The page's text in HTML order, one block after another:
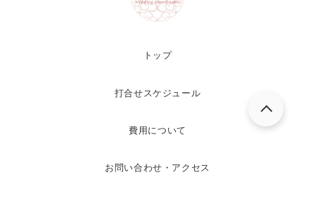
トップ
打合せスケジュール
費用について
お問い合わせ・アクセス